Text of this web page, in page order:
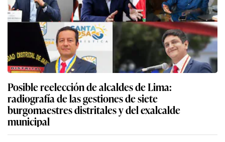
Posible reelección de alcaldes de Lima:
radiografía de las gestiones de siete
burgomaestres distritales y del exalcalde
municipal